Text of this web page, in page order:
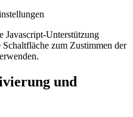
Javascript-Unterstützung
zum Zustimmen der
und